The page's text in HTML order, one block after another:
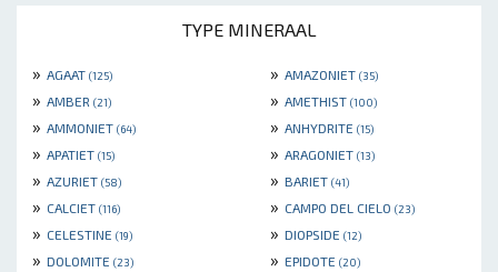
TYPE MINERAAL
» AGAAT (125) » AMAZONIET (35)
» AMBER (21) » AMETHIST (100)
» AMMONIET (64) » ANHYDRITE (15)
» APATIET (15) » ARAGONIET (13)
» AZURIET (58) » BARIET (41)
» CALCIET (116) » CAMPO DEL CIELO (23)
» CELESTINE (19) » DIOPSIDE (12)
» DOLOMITE (23) » EPIDOTE (20)